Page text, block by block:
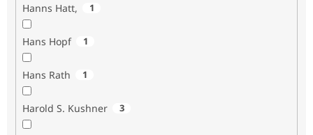
Hanns Hatt, 1
Hans Hopf 1
Hans Rath 1
Harold S. Kushner 3